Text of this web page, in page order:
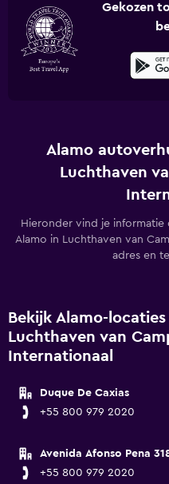
Gekozen
Alamo
Luchthaven
Hieronder vind je
Alamo in Luchthaven van
adres en
Bekijk Alamo-
Luchthaven van
Internationaal
Duque De Caxias
+55 800 979 2020
Avenida Afonso Pena
+55 800 979 2020